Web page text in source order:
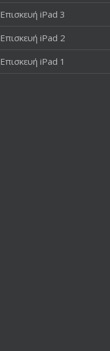
Επισκευή iPad 3
Επισκευή iPad 2
Επισκευή iPad 1